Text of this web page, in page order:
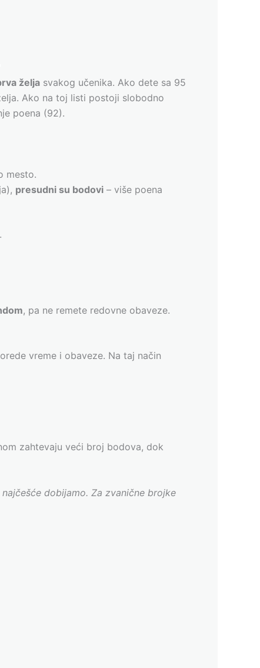
želja svakog učenika. Ako dete sa 95
Ako na toj listi postoji slobodno
poena (92).
mesto.
presudni su bodovi – više poena
, pa ne remete redovne obaveze.
vreme i obaveze. Na taj način
zahtevaju veći broj bodova, dok
dobijamo. Za zvanične brojke